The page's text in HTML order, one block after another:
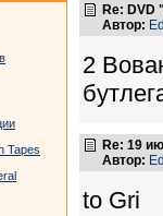
Tapes
Re: DVD
Автор:
2
Re: 19
Автор:
to Gri